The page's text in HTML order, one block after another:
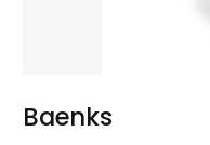
Baenks